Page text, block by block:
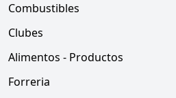
Combustibles
Clubes
Alimentos - Productos
Forreria